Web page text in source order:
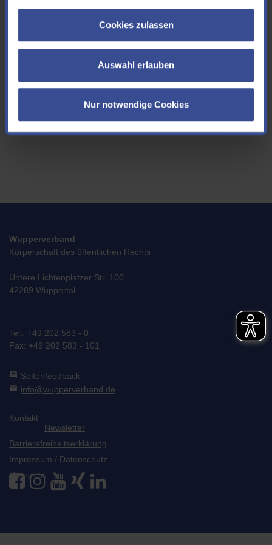
Cookies zulassen
Auswahl erlauben
Nur notwendige Cookies
Fallhöhe
elektrische Leistung
440 kW
Wupperverband
Körperschaft des öffentlichen Rechts
Untere Lichtenplatzer Str. 100
42289 Wuppertal
Tel.: +49 202 583 - 0
Fax: +49 202 583 - 101
comment Seitenfeedback
mail info@wupperverband.de
Kontakt
Newsletter
Barrierefreiheitserklärung
Impressum / Datenschutz
Übersicht